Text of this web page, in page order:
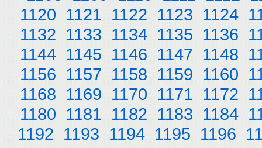
1120 1121 1122 1123 1124
1132 1133 1134 1135 1136
1144 1145 1146 1147 1148
1156 1157 1158 1159 1160
1168 1169 1170 1171 1172
1180 1181 1182 1183 1184
1192 1193 1194 1195 1196